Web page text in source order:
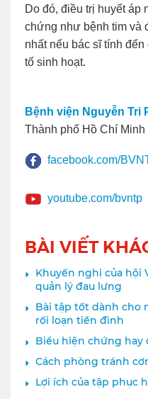
Do đó, điều trị huyết áp
chứng như bệnh tim và
nhất nếu bác sĩ tính
tố sinh hoạt.
Bệnh viện Nguyễn Tri
Thành phố Hồ Chí Minh
facebook.com/
youtube.com/bvntp
BÀI VIẾT
Khuyến nghị của hội
quản lý đau lưng
Bài tập tốt dành cho
rối loạn tiền đình
Biểu hiện chứng hay
Cách phòng tránh
Lợi ích của tập phục